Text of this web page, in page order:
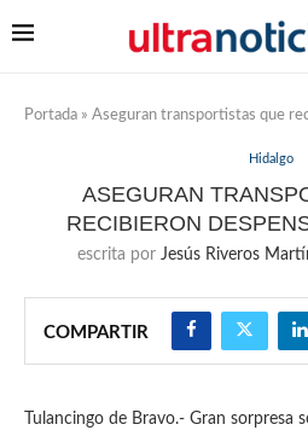
Portada » Aseguran transportistas que
Hidalgo
ASEGURAN
RECIBIERON
escrita por Jesús Riveros
COMPARTIR
Tulancingo de Bravo.- Gran sorpresa